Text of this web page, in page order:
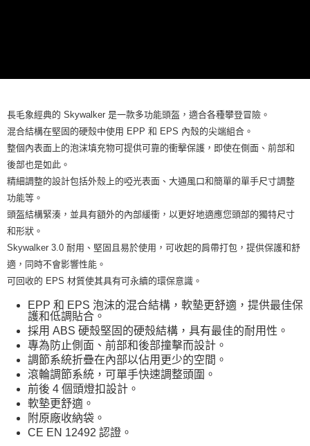
長毛象經典的 Skywalker 是一款多功能頭盔，適合各種攀登冒險。
混合結構在堅固的硬殼中使用 EPP 和 EPS 內殼的尖端組合。
整個內表面上的泡沫填充物可提供可靠的衝擊保護，即使在側面、前部和
後部也是如此。
精細調整的設計包括外殼上的啞光表面、大通風口和簡單的單手尺寸調整
功能等。
頭盔結構緊湊，並具有額外的內部緩衝，以更好地適應您頭部的獨特尺寸
和形狀。
Skywalker 3.0 耐用、堅固且易於使用，可收起的肩帶打包，提供保護和舒
適，同時不會影響性能。
可回收的 EPS 材質使其具有可永續的環保意識。
EPP 和 EPS 泡沫的混合結構，軟墊更舒適，提供最佳保
護和低調貼合。
採用 ABS 硬殼堅固的硬殼結構，具有最佳的耐用性。
專為防止側面、前部和後部撞擊而設計。
調節系統折疊在內部以佔用更少的空間。
滾輪調節系統，可單手快速調整頭圍。
前後 4 個頭燈扣設計。
軟墊更舒適。
附原廠收納袋。
CE EN 12492 認證。